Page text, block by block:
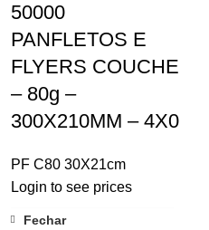
50000
PANFLETOS E
FLYERS COUCHE
– 80g –
300X210MM – 4X0
PF C80 30X21cm
Login to see prices
Fechar